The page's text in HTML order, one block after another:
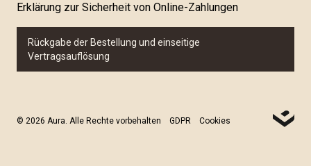
Erklärung zur Sicherheit von Online-Zahlungen
Rückgabe der Bestellung und einseitige
Vertragsauflösung
© 2026 Aura. Alle Rechte vorbehalten GDPR Cookies